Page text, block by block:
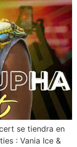
se tiendra en
: Vania Ice &